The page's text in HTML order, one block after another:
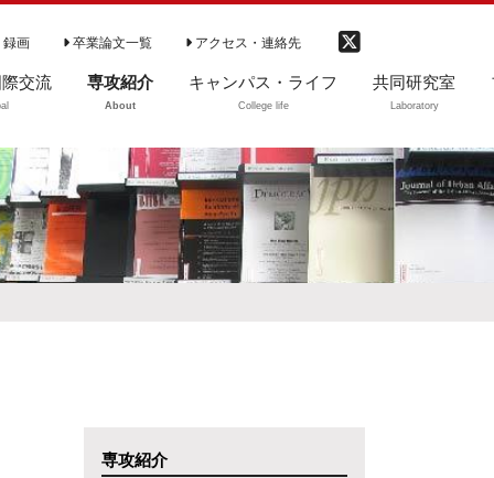
録画 卒業論文一覧 アクセス・連絡先
交流 専攻紹介
About
専攻の理念
学部カリキュラム
卒業生の進路
カリキュラム（～
キャンパス・ライフ
College life
大学院生等
卒業生・修了生
共同研究室
Laboratory
図書のご利用
開室時間
CD-ROM閲覧リ
ト
専攻紹介